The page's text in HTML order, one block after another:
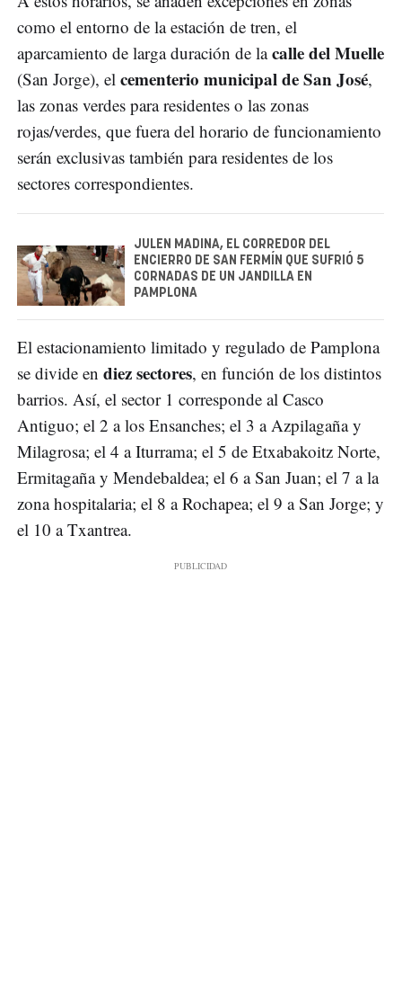
como el entorno de la estación de tren, el
aparcamiento de larga duración de lacalle del Muelle
(San Jorge), el cementerio municipal de San José,
las zonas verdes para residentes o las zonas
rojas/verdes, que fuera del horario de funcionamiento
serán exclusivas también para residentes de los
sectores correspondientes.
JULEN MADINA, EL CORREDOR DEL
ENCIERRO DE SAN FERMÍN QUE SUFRIÓ 5
CORNADAS DE UN JANDILLA EN
PAMPLONA
El estacionamiento limitado y regulado de Pamplona
se divide en diez sectores, en función de los distintos
barrios. Así, el sector 1 corresponde al Casco
Antiguo; el 2 a los Ensanches; el 3 a Azpilagaña y
Milagrosa; el 4 a Iturrama; el 5 de Etxabakoitz Norte,
Ermitagaña y Mendebaldea; el 6 a San Juan; el 7 a la
zona hospitalaria; el 8 a Rochapea; el 9 a San Jorge; y
el 10 a Txantrea.